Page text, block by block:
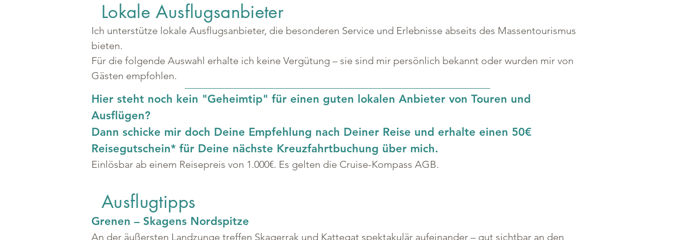
Lokale Ausflugsanbieter
Ich unterstütze lokale Ausflugsanbieter, die besonderen Service und Erlebnisse abseits des Massentourismus
bieten.
Für die folgende Auswahl erhalte ich keine Vergütung – sie sind mir persönlich bekannt oder wurden mir von
Gästen empfohlen.
Hier steht noch kein "Geheimtip" für einen guten lokalen Anbieter von Touren und
Ausflügen?
Dann schicke mir doch Deine Empfehlung nach Deiner Reise und erhalte einen 50€
Reisegutschein* für Deine nächste Kreuzfahrtbuchung über mich.
Einlösbar ab einem Reisepreis von 1.000€. Es gelten die Cruise-Kompass AGB.
Ausflugtipps
Grenen – Skagens Nordspitze
An der äußersten Landzunge treffen Skagerrak und Kattegat spektakulär aufeinander – gut sichtbar an den